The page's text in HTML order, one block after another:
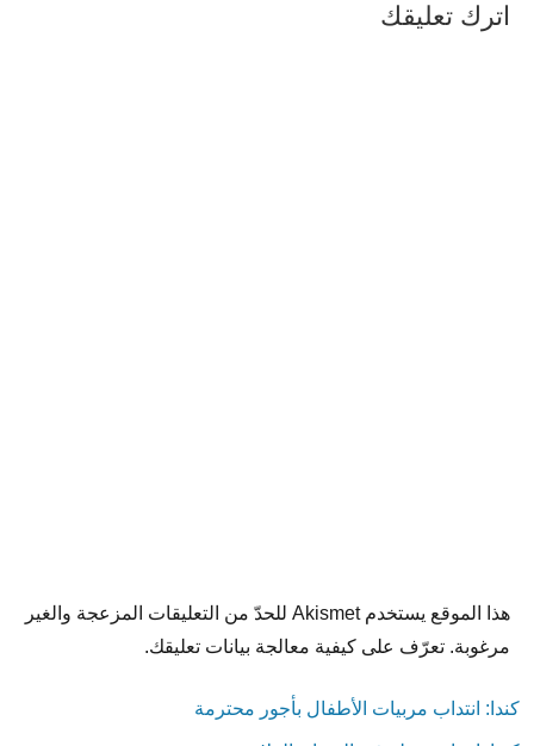
اترك تعليقك
هذا الموقع يستخدم Akismet للحدّ من التعليقات المزعجة والغير
مرغوبة. تعرّف على كيفية معالجة بيانات تعليقك.
كندا: انتداب مربيات الأطفال بأجور محترمة